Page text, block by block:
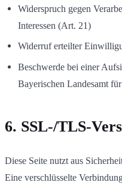
Widerspruch gegen
Interessen (Art. 21)
Widerruf erteilter
Beschwerde bei einer
Bayerischen Landesamt
6. SSL-/TLS-
Diese Seite nutzt aus
Eine verschlüsselte